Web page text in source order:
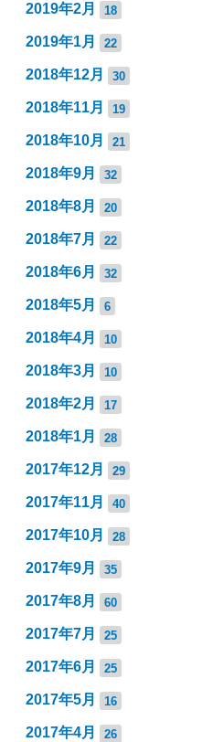
2019年2月 18
2019年1月 22
2018年12月 30
2018年11月 19
2018年10月 21
2018年9月 32
2018年8月 20
2018年7月 22
2018年6月 32
2018年5月 6
2018年4月 10
2018年3月 10
2018年2月 17
2018年1月 28
2017年12月 29
2017年11月 40
2017年10月 28
2017年9月 35
2017年8月 60
2017年7月 25
2017年6月 25
2017年5月 16
2017年4月 26